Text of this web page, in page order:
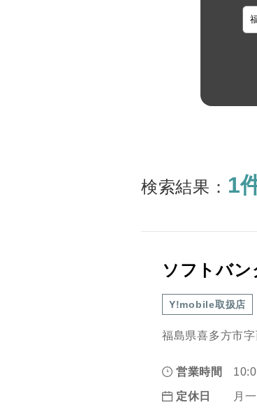
検索結果： 1
ソフトバン
Y!mobile取扱店
福島県喜多方市字
営業時間
定休日 月